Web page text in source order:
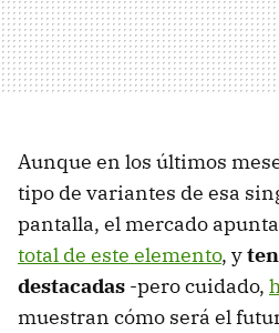
Aunque en los últimos
tipo de variantes de esa
pantalla, el mercado
total de este elemento, y
destacadas -pero cuidado,
muestran cómo será el